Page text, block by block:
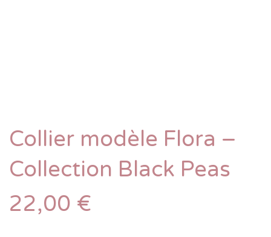
Collier modèle Flora –
Collection Black Peas
22,00 €